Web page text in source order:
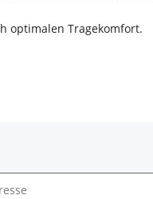
optimalen Tragekomfort.